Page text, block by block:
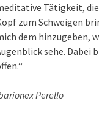
Tätigkeit,
zum Schweigen
dem hinzugeben,
sehe. Dabei
Perello